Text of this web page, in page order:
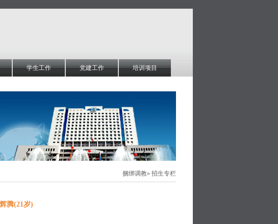
学生工作 党建工作 培训项目
捆绑调教» 招生专栏
腾(21岁)